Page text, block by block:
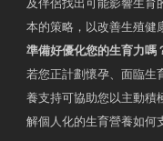
及伴侶找出可能影響生育
本的策略，以改善生殖健
準備好優化您的生育力嗎
若您正計劃懷孕、面臨生
養支持可協助您以主動積
解個人化的生育營養如何